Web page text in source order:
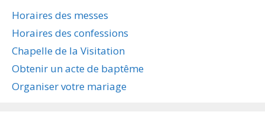
Horaires des messes
Horaires des confessions
Chapelle de la Visitation
Obtenir un acte de baptême
Organiser votre mariage